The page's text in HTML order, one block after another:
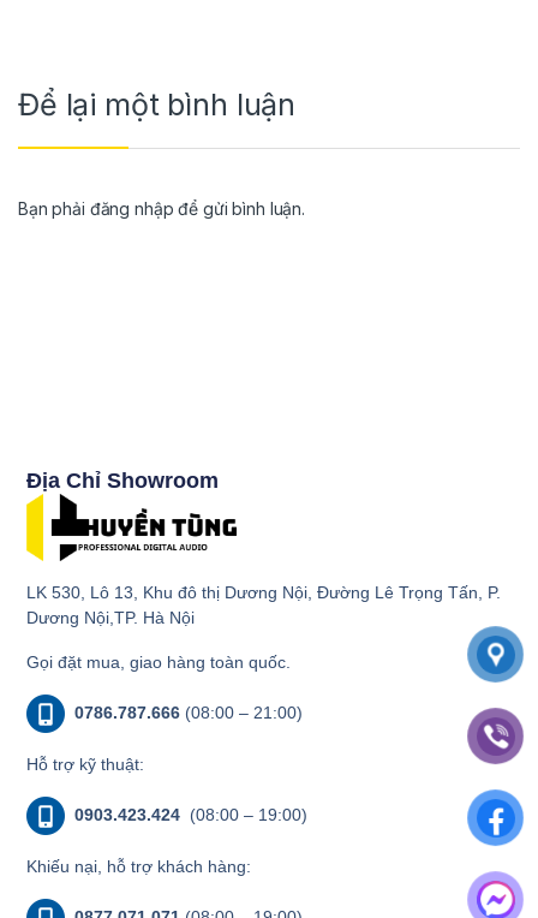
Để lại một bình luận
Bạn phải đăng nhập để gửi bình luận.
Địa Chỉ Showroom
LK 530, Lô 13, Khu đô thị Dương Nội, Đường Lê Trọng Tấn, P.
Dương Nội,TP. Hà Nội
Gọi đặt mua, giao hàng toàn quốc.
0786.787.666 (08:00 – 21:00)
Hỗ trợ kỹ thuật:
0903.423.424 (08:00 – 19:00)
Khiếu nại, hỗ trợ khách hàng: